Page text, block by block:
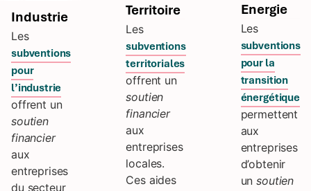
Industrie
Les
subventions
pour
l’industrie
offrent un
soutien
financier
aux
entreprises
du secteur
Territoire
Les
subventions
territoriales
offrent un
soutien
financier
aux
entreprises
locales.
Ces aides
Energie
Les
subventions
pour la
transition
énergétique
permettent
aux
entreprises
d’obtenir
unsoutien